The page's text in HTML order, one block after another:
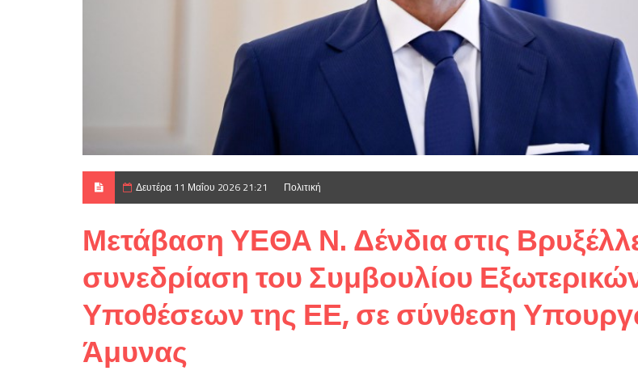
Δευτέρα 11 Μαΐου 2026 21:21 Πολιτική
Μετάβαση ΥΕΘΑ Ν. Δένδια στις
συνεδρίαση του Συμβουλίου
Υποθέσεων της ΕΕ, σε σύνθεση
Άμυνας